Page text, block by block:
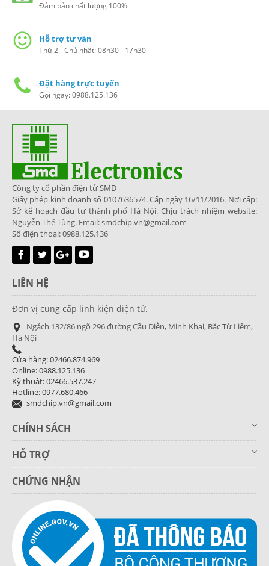
Đảm bảo chất lượng 100%
Hỗ trợ tư vấn
Thứ 2 - Chủ nhật: 08h30 - 17h30
Đặt hàng trực tuyến
Gọi ngay: 0988.125.136
Công ty cổ phần điện tử SMD
Giấy phép kinh doanh số 0107636574. Cấp ngày 16/11/2016. Nơi cấp:
Sở kế hoạch đầu tư thành phố Hà Nội. Chịu trách nhiệm website:
Nguyễn Thế Tùng. Email: smdchip.vn@gmail.com
Số điện thoại: 0988.125.136
LIÊN HỆ
Đơn vị cung cấp linh kiện điện tử.
Ngách 132/86 ngõ 296 đường Cầu Diễn, Minh Khai, Bắc Từ Liêm,
Hà Nội
Cửa hàng: 02466.874.969
Online: 0988.125.136
Kỹ thuật: 02466.537.247
Hotline: 0977.680.466
smdchip.vn@gmail.com
CHÍNH SÁCH
HỖ TRỢ
CHỨNG NHẬN